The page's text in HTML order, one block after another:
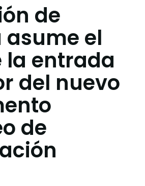
de
asume el
la entrada
del nuevo
de